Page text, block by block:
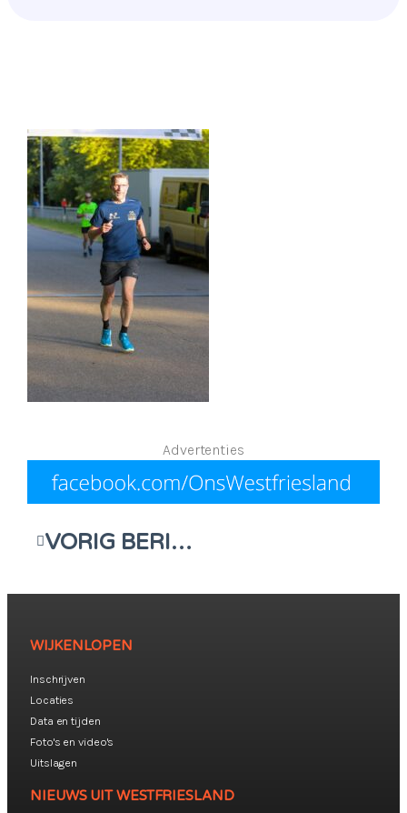
Advertenties
VORIG BERICHT
WIJKENLOPEN
Inschrijven
Locaties
Data en tijden
Foto's en video's
Uitslagen
NIEUWS UIT WESTFRIESLAND